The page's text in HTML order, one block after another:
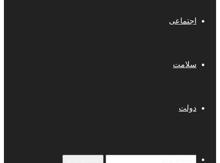
اجتماعی
سلامت
دولت